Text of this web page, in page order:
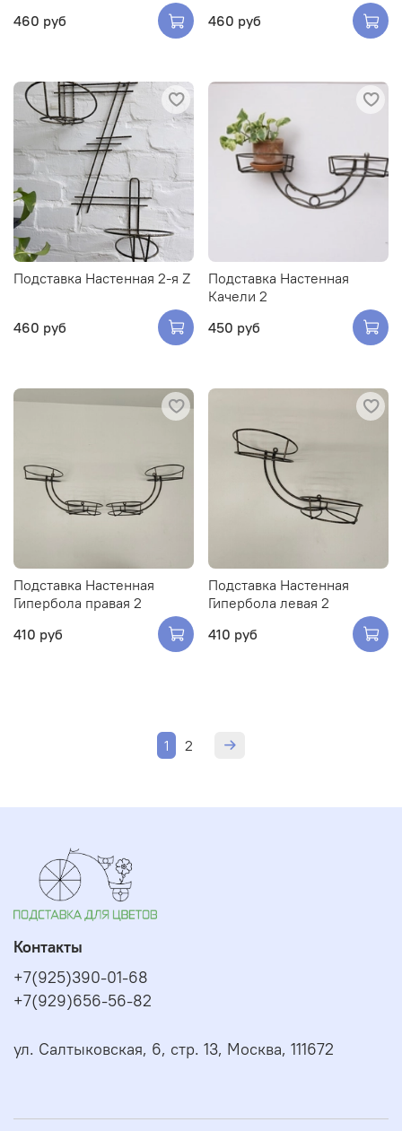
460 руб
460 руб
Подставка Настенная 2-я Z
460 руб
Подставка Настенная
Качели 2
450 руб
Подставка Настенная
Гипербола правая 2
410 руб
Подставка Настенная
Гипербола левая 2
410 руб
1 2
Контакты
+7(925)390-01-68
+7(929)656-56-82
ул. Салтыковская, 6, стр. 13, Москва, 111672